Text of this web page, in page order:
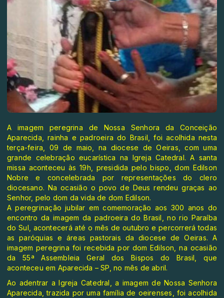
A imagem peregrina de Nossa Senhora da Conceição
Aparecida, rainha e padroeira do Brasil, foi acolhida nesta
terça-feira, 09 de maio, na diocese de Oeiras, com uma
grande celebração eucarística na Igreja Catedral. A santa
missa aconteceu às 19h, presidida pelo bispo, dom Edilson
Nobre e concelebrada por representações do clero
diocesano. Na ocasião o povo de Deus rendeu graças ao
Senhor, pelo dom da vida de dom Edilson.
A peregrinação jubilar em comemoração aos 300 anos do
encontro da imagem da padroeira do Brasil, no rio Paraíba
do Sul, acontecerá até o mês de outubro e percorrerá todas
as paróquias e áreas pastorais da diocese de Oeiras. A
imagem peregrina foi recebida por dom Edilson, na ocasião
da 55ª Assembleia Geral dos Bispos do Brasil, que
aconteceu em Aparecida – SP, no mês de abril.
Ao adentrar a Igreja Catedral, a imagem de Nossa Senhora
Aparecida, trazida por uma família de oeirenses, foi acolhida